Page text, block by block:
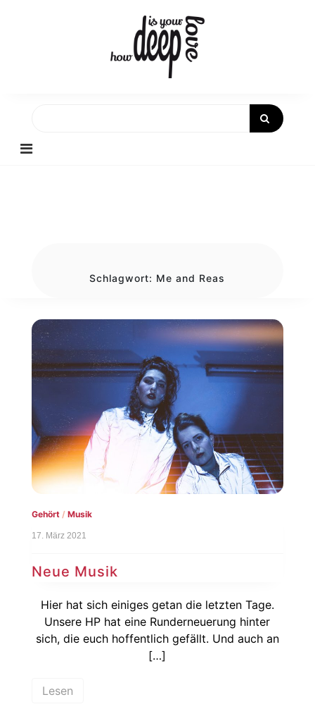
Schlagwort: Me and Reas
Gehört/ Musik
17. März 2021
Neue Musik
Hier hat sich einiges getan die letzten Tage.
Unsere HP hat eine Runderneuerung hinter
sich, die euch hoffentlich gefällt. Und auch an
[…]
Lesen